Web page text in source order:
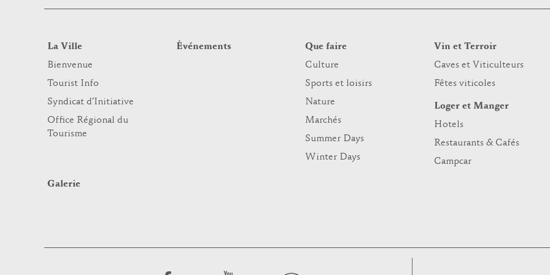
La Ville
Bienvenue
Tourist Info
Syndicat d’Initiative
Office Régional du
Tourisme
Événements
Que faire
Culture
Sports et loisirs
Nature
Marchés
Summer Days
Winter Days
Vin et Terroir
Caves et Viticulteurs
Fêtes viticoles
Loger et Manger
Hotels
Restaurants & Cafés
Campcar
Galerie